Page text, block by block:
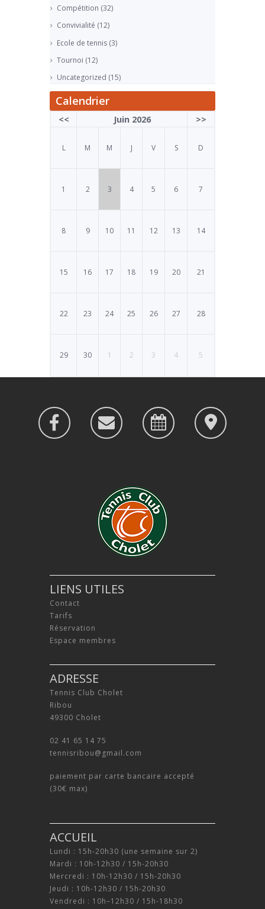
Compétition (32)
Convivialité (12)
Ecole de tennis (3)
Tournoi (12)
Uncategorized (15)
Calendrier
<< Juin 2026 >>
L M M J V S D
1 2 3 4 5 6 7
8 9 10 11 12 13 14
15 16 17 18 19 20 21
22 23 24 25 26 27 28
29 30 1 2 3 4 5
LIENS UTILES
Contact
Tarifs
Réservation
Espace membres
ADRESSE
Tennis Club Cholet
Ribou
49300 Cholet
02 41 65 14 75
tennisribou@gmail.com
paiement par carte bancaire accepté
(30€ max)
ACCUEIL
Lundi : 15h-20h30 (une semaine sur 2)
Mardi : 10h-12h30 / 15h-20h30
Mercredi : 10h-12h30 / 15h-20h30
Jeudi : 10h-12h30 / 15h-20h30
Vendredi : 10h–12h30 / 15h-18h30